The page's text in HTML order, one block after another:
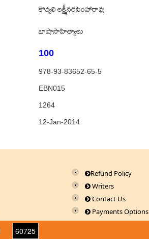
కొవ్వలి లక్ష్మీనరసింహారావు
భాషాసాహిత్యాలు
100
978-93-83652-65-5
EBN015
1264
12-Jan-2014
Refund Policy
Writers
Contact Us
Payments Options
60725